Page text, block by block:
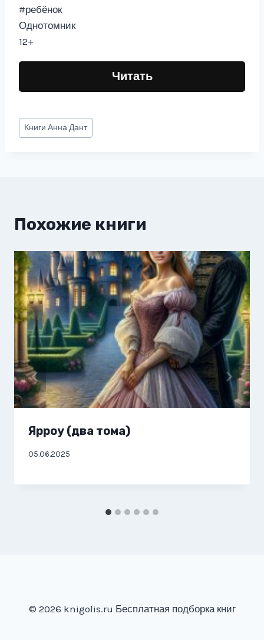
#ребёнок
Однотомник
12+
Читать
Метки
записи:
КнигиАнна Дант
Похожие книги
Ярроу (два тома)
05.06.2025
© 2026 knigolis.ru Бесплатная подборка книг